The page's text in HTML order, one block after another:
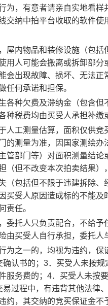
为，有意者请亲自实地看
交纳中拍平台收取的软件
屋内物品和装修设施（包
用人可能会搬离或拆卸部
会出现故障、损坏、无法
任何承诺和担保。
各种欠费及滞纳金（包含
种税费均由买受人承担补缴
人工测量估算，面积仅供
的测量为准，因国家测绘
管部门等）对面积测量结
（但不改变本次拍卖结果
（包括但不限于违建拆除
买受人原因造成标的不能
责任。
委托人只负责配合，不给
由买受人自行承担，委托人
为之一的，均视为违约，
认书的；3．买受人未按
服务费的；4．买受人未按
过程中，有违背其他法律
约，其交纳的竞买保证金